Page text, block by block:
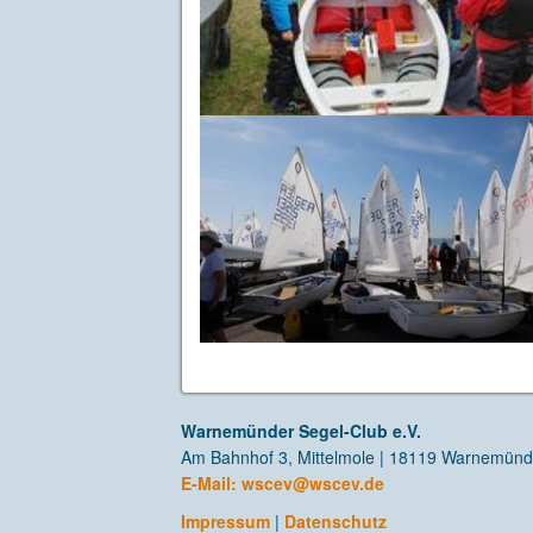
Warnemünder Segel-Club e.V.
Am Bahnhof 3, Mittelmole | 18119
E-Mail: wscev@wscev.de
Impressum | Datenschutz